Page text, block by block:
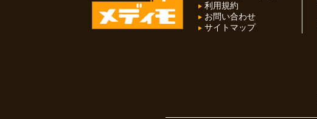
利用規約
お問い合わせ
サイトマップ